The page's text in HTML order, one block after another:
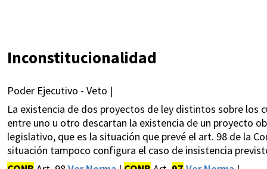
Inconstitucionalidad
Poder Ejecutivo - Veto |
La existencia de dos proyectos de ley distintos sobre los
entre uno u otro descartan la existencia de un proyecto
legislativo, que es la situación que prevé el art. 98 de la
situación tampoco configura el caso de insistencia